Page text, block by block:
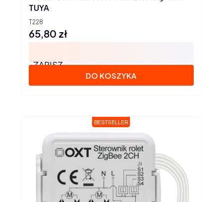
T228
TUYA
Cena
65,80 zł
ZAPISZ
DO KOSZYKA
BESTSELLER